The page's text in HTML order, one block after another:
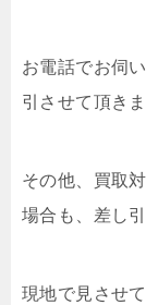
お電話でお伺
引させて頂きま
その他、買取
場合も、差し
現地で見させ